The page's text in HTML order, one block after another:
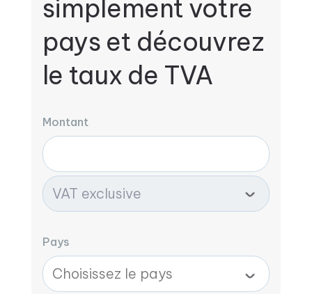
simplement votre
pays et découvrez
le taux de TVA
Montant
Pays